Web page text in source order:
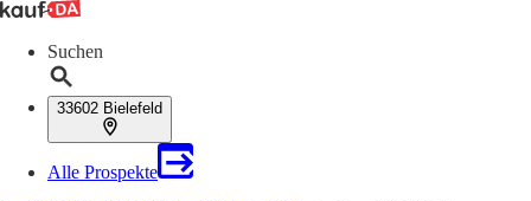
Suchen
33602 Bielefeld
Alle Prospekte